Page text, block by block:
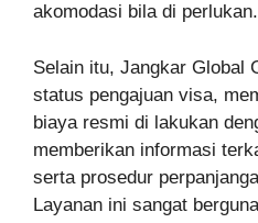
akomodasi bila di perlukan.
Selain itu, Jangkar Global
status pengajuan visa,
biaya resmi di lakukan
memberikan informasi
serta prosedur
Layanan ini sangat